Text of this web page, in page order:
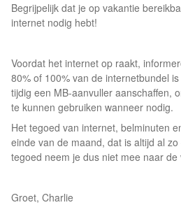
Begrijpelijk dat je op vakantie
internet nodig hebt!
Voordat het internet op raakt,
80% of 100% van de internetbundel
tijdig een MB-aanvuller aanschaffen,
te kunnen gebruiken wanneer nodig.
Het tegoed van internet, belminuten
einde van de maand, dat is altijd al
tegoed neem je dus niet mee naar
Groet, Charlie